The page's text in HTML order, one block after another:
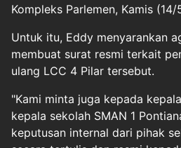
Kompleks Parlemen, Kamis
Untuk itu, Eddy menyarankan
membuat surat resmi terkait
ulang LCC 4 Pilar tersebut.
"Kami minta juga kepada
kepala sekolah SMAN 1
keputusan internal dari pihak